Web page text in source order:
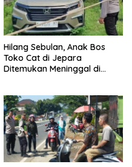
Hilang Sebulan, Anak Bos
Toko Cat di Jepara
Ditemukan Meninggal di